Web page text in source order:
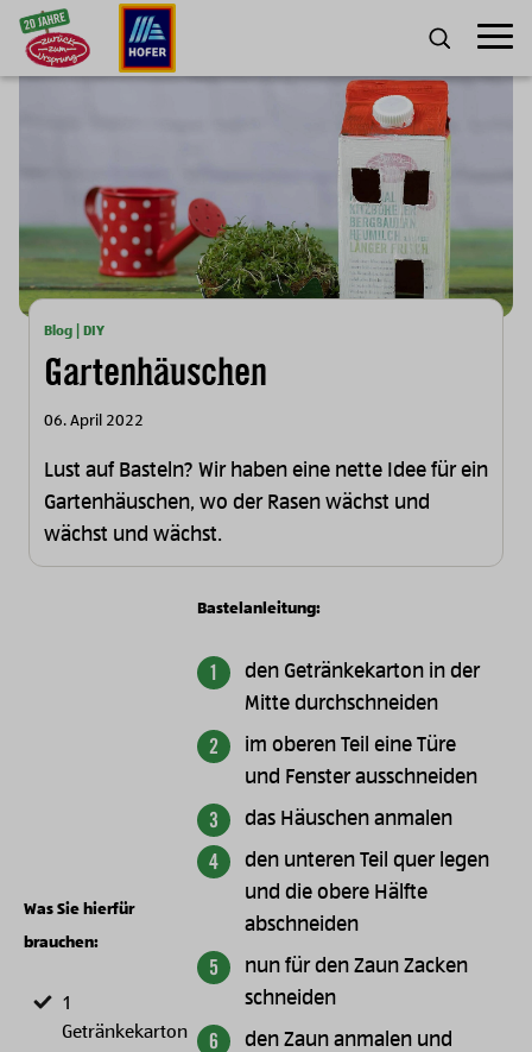
Zum Inhalt
SUCHE
Blog | DIY
Gartenhäuschen
06. April 2022
Lust auf Basteln? Wir haben eine nette Idee für ein
Gartenhäuschen, wo der Rasen wächst und
wächst und wächst.
Was Sie hierfür
brauchen:
1
Getränkekarton
Bastelanleitung:
den Getränkekarton in der
Mitte durchschneiden
im oberen Teil eine Türe
und Fenster ausschneiden
das Häuschen anmalen
den unteren Teil quer legen
und die obere Hälfte
abschneiden
nun für den Zaun Zacken
schneiden
den Zaun anmalen und